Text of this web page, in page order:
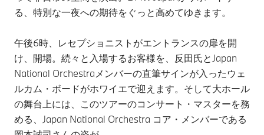
る、特別な一夜への期待をぐっと高めてゆきます。
午後6時、レセプショニストがエントランスの扉を開
け、開場。続々と入場するお客様を、反田氏とJapan
National Orchestraメンバーの直筆サインが入ったウェ
ルカム・ボードがホワイエで迎えます。そして大ホール
の舞台上には、このツアーのコンサート・マスターを務
める、Japan National Orchestra コア・メンバーである